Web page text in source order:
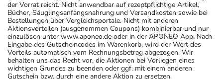
der Vorrat reicht. Nicht anwendbar auf rezeptpflichtige Artikel,
Bücher, Säuglingsanfangsnahrung und Versandkosten sowie bei
Bestellungen über Vergleichsportale. Nicht mit anderen
Aktionsvorteilen (ausgenommen Coupons) kombinierbar und nur
einzulösen unter www.aponeo.de oder in der APONEO App. Nach
Eingabe des Gutscheincodes im Warenkorb, wird der Wert des
Vorteils automatisch vom Rechnungsbetrag abgezogen. Wir
behalten uns das Recht vor, die Aktionen bei Vorliegen eines
wichtigen Grundes zu beenden oder ggf. mit einem anderen
Gutschein bzw. durch eine andere Aktion zu ersetzen.